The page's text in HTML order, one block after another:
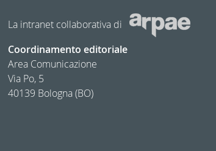
La intranet collaborativa di
Coordinamento editoriale
Area Comunicazione
Via Po, 5
40139 Bologna (BO)